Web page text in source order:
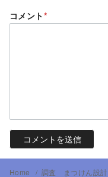
コメント*
Home 調査 まつけん設計